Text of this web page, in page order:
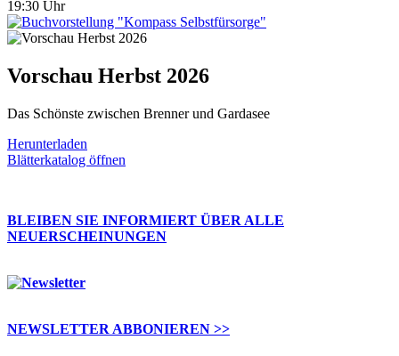
19:30 Uhr
Vorschau Herbst 2026
Das Schönste zwischen Brenner und Gardasee
Herunterladen
Blätterkatalog öffnen
BLEIBEN SIE INFORMIERT ÜBER ALLE
NEUERSCHEINUNGEN
NEWSLETTER ABBONIEREN >>